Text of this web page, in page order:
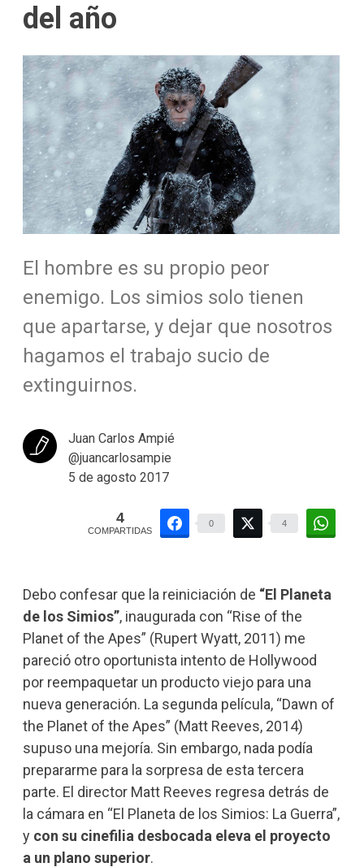
del año
El hombre es su propio peor
enemigo. Los simios solo tienen
que apartarse, y dejar que nosotros
hagamos el trabajo sucio de
extinguirnos.
Juan Carlos Ampié
@juancarlosampie
5 de agosto 2017
4
COMPARTIDAS
0 4
Debo confesar que la reiniciación de “El Planeta
de los Simios”, inaugurada con “Rise of the
Planet of the Apes” (Rupert Wyatt, 2011) me
pareció otro oportunista intento de Hollywood
por reempaquetar un producto viejo para una
nueva generación. La segunda película, “Dawn of
the Planet of the Apes” (Matt Reeves, 2014)
supuso una mejoría. Sin embargo, nada podía
prepararme para la sorpresa de esta tercera
parte. El director Matt Reeves regresa detrás de
la cámara en “El Planeta de los Simios: La Guerra”,
y con su cinefilia desbocada eleva el proyecto
a un plano superior.